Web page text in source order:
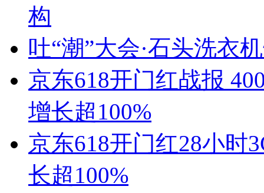
构
吐“潮”大会·石头洗衣
京东618开门红战报
增长超100%
京东618开门红28小时
长超100%